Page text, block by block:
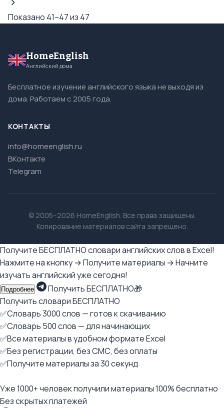
Показано 41–47 из 47
HomeEnglish
Английский дома
Бесплатное изучение английского языка не выходя из
дома. Работаем с 2005 года.
КОНТАКТЫ
info@homeenglish.ru
ВКонтакте
Telegram
© 2005–2026 HomeEnglish. Все права защищены.
Копирование материалов сайта запрещено.
Получите БЕСПЛАТНО словари английских слов в Excel!
Нажмите на кнопку → Получите материалы → Начните
изучать английский уже сегодня!
Подробнее
Получить БЕСПЛАТНО🎁
Получить словари БЕСПЛАТНО
✅Словарь 3000 слов — готов к скачиванию
✅Словарь 500 слов — для начинающих
✅Все материалы в удобном формате Excel
✅Без регистрации, без СМС, без оплаты
✅Получите материалы за 30 секунд
Уже 1000+ человек получили материалы 100% бесплатно ·
Без скрытых платежей